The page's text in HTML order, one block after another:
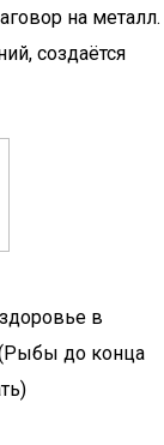
на металл.
создаётся
в
(Рыбы до конца